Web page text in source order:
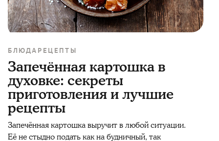
БЛЮДА РЕЦЕПТЫ
Запечённая картошка в
духовке: секреты
приготовления и лучшие
рецепты
Запечённая картошка выручит в любой ситуации.
Её не стыдно подать как на будничный, так